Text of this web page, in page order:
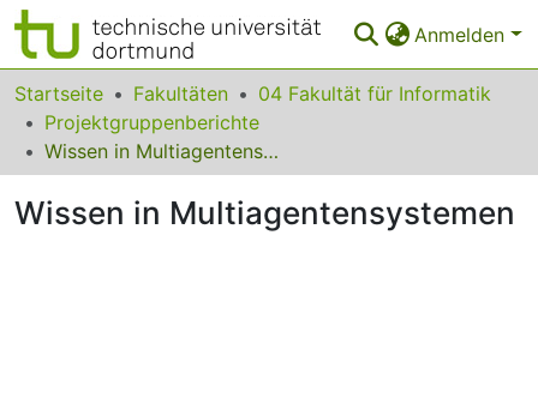
Anmelden
Bereiche & Sammlungen
Das gesamte Repositorium
Startseite Fakultäten
04 Fakultät für Informatik
Projektgruppenberichte
Wissen in Multiagentensystemen
Wissen in Multiagentensystemen